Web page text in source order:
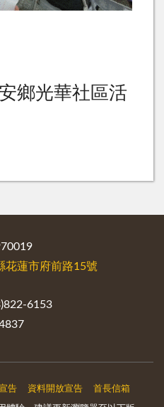
鄉光華社區活
花蓮市府前路15號
6153
告 資料開放宣告 首長信箱